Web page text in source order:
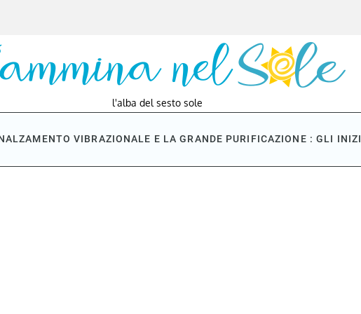
l'alba del sesto sole
VIBRAZIONALE E LA GRANDE PURIFICAZIONE : GLI INIZI